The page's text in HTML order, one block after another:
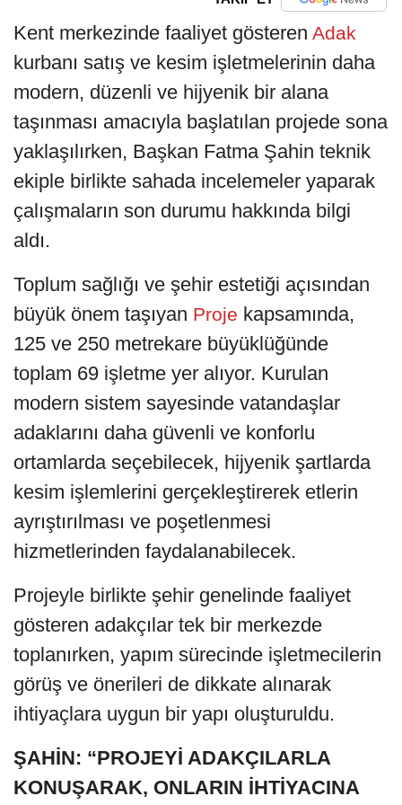
Kent merkezinde faaliyet gösteren Adak
kurbanı satış ve kesim işletmelerinin daha
modern, düzenli ve hijyenik bir alana
taşınması amacıyla başlatılan projede sona
yaklaşılırken, Başkan Fatma Şahin teknik
ekiple birlikte sahada incelemeler yaparak
çalışmaların son durumu hakkında bilgi
aldı.
Toplum sağlığı ve şehir estetiği açısından
büyük önem taşıyan Proje kapsamında,
125 ve 250 metrekare büyüklüğünde
toplam 69 işletme yer alıyor. Kurulan
modern sistem sayesinde vatandaşlar
adaklarını daha güvenli ve konforlu
ortamlarda seçebilecek, hijyenik şartlarda
kesim işlemlerini gerçekleştirerek etlerin
ayrıştırılması ve poşetlenmesi
hizmetlerinden faydalanabilecek.
Projeyle birlikte şehir genelinde faaliyet
gösteren adakçılar tek bir merkezde
toplanırken, yapım sürecinde işletmecilerin
görüş ve önerileri de dikkate alınarak
ihtiyaçlara uygun bir yapı oluşturuldu.
ŞAHİN: “PROJEYİ ADAKÇILARLA
KONUŞARAK, ONLARIN İHTİYACINA